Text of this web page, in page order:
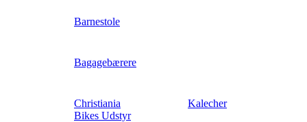
Barnestole
Bagagebærere
Christiania
Bikes Udstyr
Kalecher